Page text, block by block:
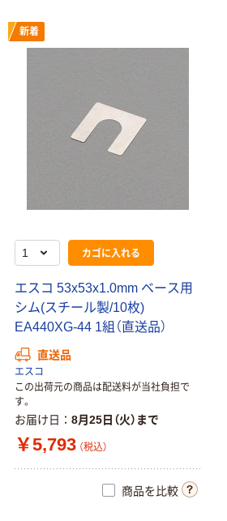
新着
カゴに入れる
エスコ 53x53x1.0mm ベース用
シム(スチール製/10枚)
EA440XG-44 1組（直送品）
直送品
エスコ
この出荷元の商品は配送料が当社負担で
す。
お届け日 8月25日（火）まで
￥5,793 （税込）
商品を比較